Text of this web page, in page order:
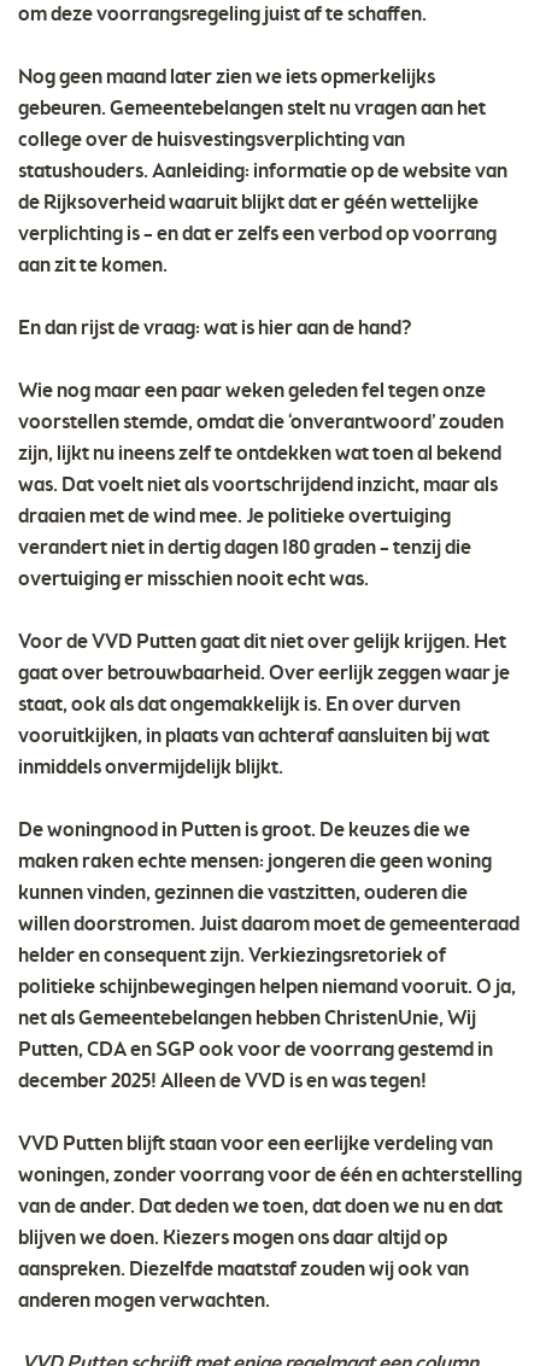
om deze voorrangsregeling juist af te schaffen.
Nog geen maand later zien we iets opmerkelijks
gebeuren. Gemeentebelangen stelt nu vragen aan het
college over de huisvestingsverplichting van
statushouders. Aanleiding: informatie op de website van
de Rijksoverheid waaruit blijkt dat er géén wettelijke
verplichting is – en dat er zelfs een verbod op voorrang
aan zit te komen.
En dan rijst de vraag: wat is hier aan de hand?
Wie nog maar een paar weken geleden fel tegen onze
voorstellen stemde, omdat die ‘onverantwoord’ zouden
zijn, lijkt nu ineens zelf te ontdekken wat toen al bekend
was. Dat voelt niet als voortschrijdend inzicht, maar als
draaien met de wind mee. Je politieke overtuiging
verandert niet in dertig dagen 180 graden – tenzij die
overtuiging er misschien nooit echt was.
Voor de VVD Putten gaat dit niet over gelijk krijgen. Het
gaat over betrouwbaarheid. Over eerlijk zeggen waar je
staat, ook als dat ongemakkelijk is. En over durven
vooruitkijken, in plaats van achteraf aansluiten bij wat
inmiddels onvermijdelijk blijkt.
De woningnood in Putten is groot. De keuzes die we
maken raken echte mensen: jongeren die geen woning
kunnen vinden, gezinnen die vastzitten, ouderen die
willen doorstromen. Juist daarom moet de gemeenteraad
helder en consequent zijn. Verkiezingsretoriek of
politieke schijnbewegingen helpen niemand vooruit. O ja,
net als Gemeentebelangen hebben ChristenUnie, Wij
Putten, CDA en SGP ook voor de voorrang gestemd in
december 2025! Alleen de VVD is en was tegen!
VVD Putten blijft staan voor een eerlijke verdeling van
woningen, zonder voorrang voor de één en achterstelling
van de ander. Dat deden we toen, dat doen we nu en dat
blijven we doen. Kiezers mogen ons daar altijd op
aanspreken. Diezelfde maatstaf zouden wij ook van
anderen mogen verwachten.